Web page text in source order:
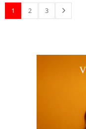
1 2 3